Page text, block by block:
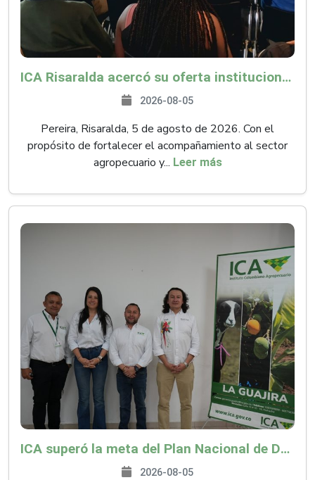
ICA Risaralda acercó su oferta institucional a productores y emprendedores en Expocamello
2026-08-05
Pereira, Risaralda, 5 de agosto de 2026. Con el
propósito de fortalecer el acompañamiento al sector
agropecuario y... Leer más
ICA superó la meta del Plan Nacional de Desarrollo y abrió 61 mercados internacionales
2026-08-05